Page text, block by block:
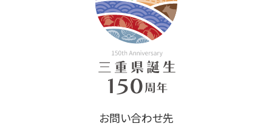
お問い合わせ先